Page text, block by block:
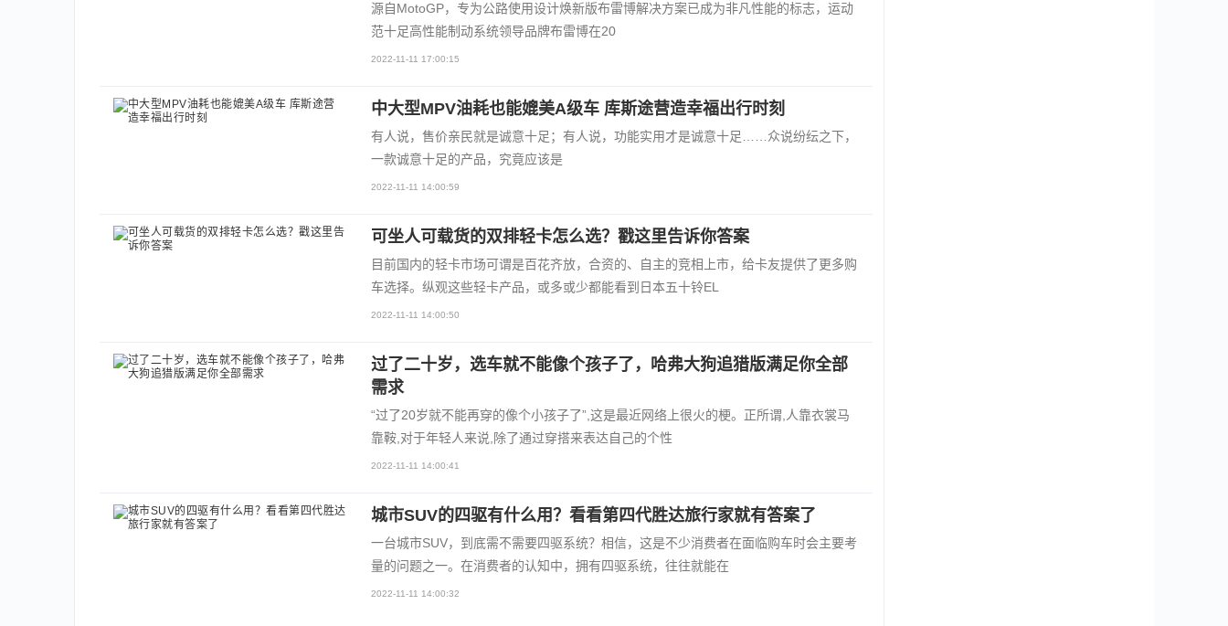
源自MotoGP，专为公路使用设计焕新版布雷博解决方案已成为非凡性能的标志，运动
范十足高性能制动系统领导品牌布雷博在20
2022-11-11 17:00:15
中大型MPV油耗也能媲美A级车 库斯途营造幸福出行时刻
有人说，售价亲民就是诚意十足；有人说，功能实用才是诚意十足……众说纷纭之下，
一款诚意十足的产品，究竟应该是
2022-11-11 14:00:59
可坐人可载货的双排轻卡怎么选？戳这里告诉你答案
目前国内的轻卡市场可谓是百花齐放，合资的、自主的竞相上市，给卡友提供了更多购
车选择。纵观这些轻卡产品，或多或少都能看到日本五十铃EL
2022-11-11 14:00:50
过了二十岁，选车就不能像个孩子了，哈弗大狗追猎版满足你全部
需求
“过了20岁就不能再穿的像个小孩子了”,这是最近网络上很火的梗。正所谓,人靠衣裳马
靠鞍,对于年轻人来说,除了通过穿搭来表达自己的个性
2022-11-11 14:00:41
城市SUV的四驱有什么用？看看第四代胜达旅行家就有答案了
一台城市SUV，到底需不需要四驱系统？相信，这是不少消费者在面临购车时会主要考
量的问题之一。在消费者的认知中，拥有四驱系统，往往就能在
2022-11-11 14:00:32